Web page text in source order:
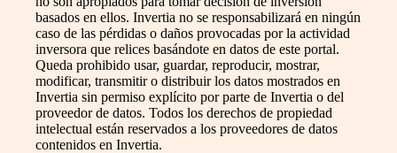
basados en ellos. Invertia no se responsabilizará en ningún
caso de las pérdidas o daños provocadas por la actividad
inversora que relices basándote en datos de este portal.
Queda prohibido usar, guardar, reproducir, mostrar,
modificar, transmitir o distribuir los datos mostrados en
Invertia sin permiso explícito por parte de Invertia o del
proveedor de datos. Todos los derechos de propiedad
intelectual están reservados a los proveedores de datos
contenidos en Invertia.